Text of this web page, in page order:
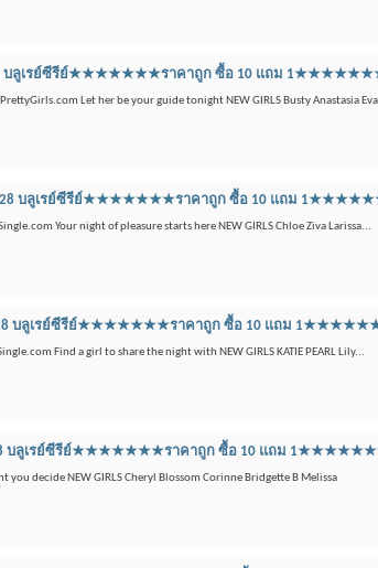
บลูเรย์ซีรีย์★★★★★★★ราคาถูก ซื้อ 10 แถม
Let her be your guide tonight NEW GIRLS Busty Anastasia
บลูเรย์ซีรีย์★★★★★★★ราคาถูก ซื้อ 10 แถม
Your night of pleasure starts here NEW GIRLS Chloe Ziva Larissa...
บลูเรย์ซีรีย์★★★★★★★ราคาถูก ซื้อ 10 แถม
Find a girl to share the night with NEW GIRLS KATIE PEARL Lily...
บลูเรย์ซีรีย์★★★★★★★ราคาถูก ซื้อ 10 แถม
decide NEW GIRLS Cheryl Blossom Corinne Bridgette B Melissa